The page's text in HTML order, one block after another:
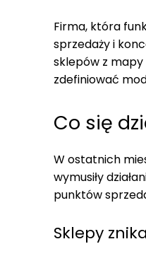
Firma, która
sprzedaży i
sklepów z mapy
zdefiniować
Co się
W ostatnich
wymusiły
punktów
Sklepy